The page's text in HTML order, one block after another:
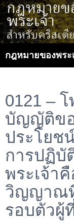
ข้าม
ไป
ยัง
กฎหมายของพระ
0121 –
บัญญัติขอ
ประโยช
การปฏิบั
พระเจ้า
วิญญาณที่
รอบตัวผู้